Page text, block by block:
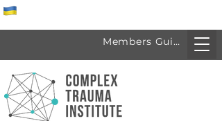
Members Guide